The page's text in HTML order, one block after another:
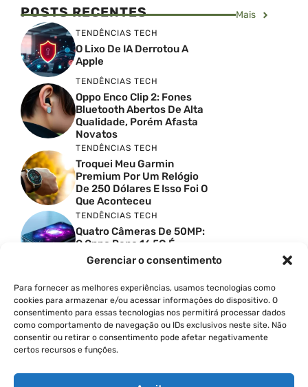
Gerenciar o consentimento
Para fornecer as melhores experiências, usamos tecnologias como
cookies para armazenar e/ou acessar informações do dispositivo. O
consentimento para essas tecnologias nos permitirá processar dados
como comportamento de navegação ou IDs exclusivos neste site. Não
consentir ou retirar o consentimento pode afetar negativamente
certos recursos e funções.
POSTS RECENTES Mais
TENDÊNCIAS TECH
O Lixo De IA Derrotou A
Apple
TENDÊNCIAS TECH
Oppo Enco Clip 2: Fones
Bluetooth Abertos De Alta
Qualidade, Porém Afasta
Novatos
TENDÊNCIAS TECH
Troquei Meu Garmin
Premium Por Um Relógio
De 250 Dólares E Isso Foi O
Que Aconteceu
TENDÊNCIAS TECH
Quatro Câmeras De 50MP:
O Oppo Reno 16 5G É
Absurdo
Comparativo De
Especificações Entre O
Vivo X300 Ultra E O
Samsung Galaxy S26 Ultra
PRODUTIVIDADE DIGITAL
Instagram